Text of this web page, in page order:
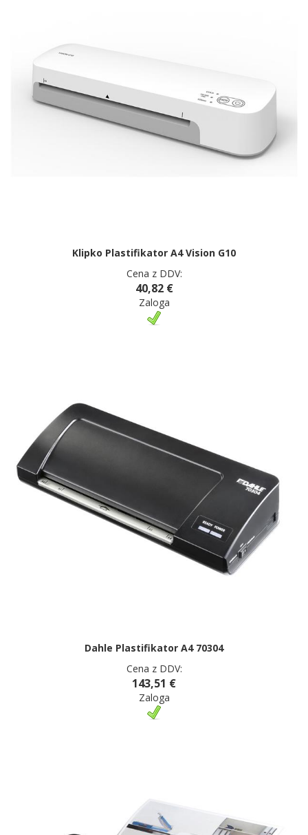
Klipko Plastifikator A4 Vision G10
Cena z DDV:
40,82 €
Zaloga
Dahle Plastifikator A4 70304
Cena z DDV:
143,51 €
Zaloga